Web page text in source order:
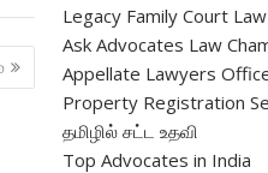
Legacy Family Court
Ask Advocates Law
Appellate Lawyers
Property Registration
தமிழில் சட்ட உதவி
Top Advocates in India